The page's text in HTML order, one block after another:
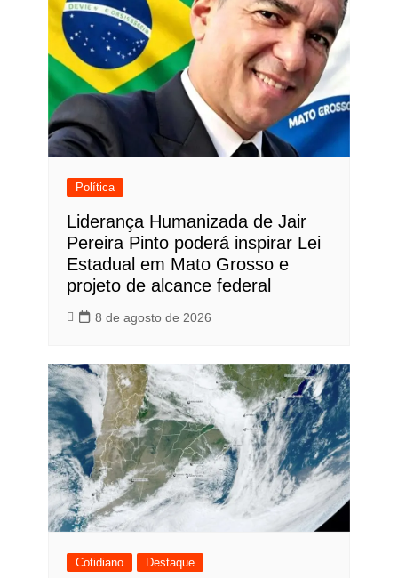
Política
Liderança Humanizada de Jair
Pereira Pinto poderá inspirar Lei
Estadual em Mato Grosso e
projeto de alcance federal
8 de agosto de 2026
Cotidiano Destaque